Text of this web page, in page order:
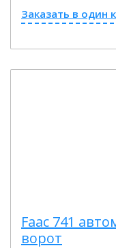
Заказать в один
Faac 741
ворот